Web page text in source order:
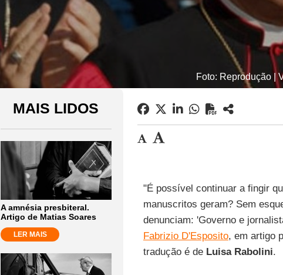
Foto: Reprodução |
MAIS LIDOS
A amnésia presbiteral.
Artigo de Matias Soares
LER MAIS
"É possível continuar a fingir
manuscritos geram? Sem
denunciam: 'Governo e
Fabrizio D'Esposito, em artigo
tradução é de Luisa Rabolini.